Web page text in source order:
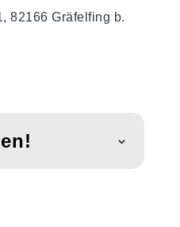
82166 Gräfelfing b.